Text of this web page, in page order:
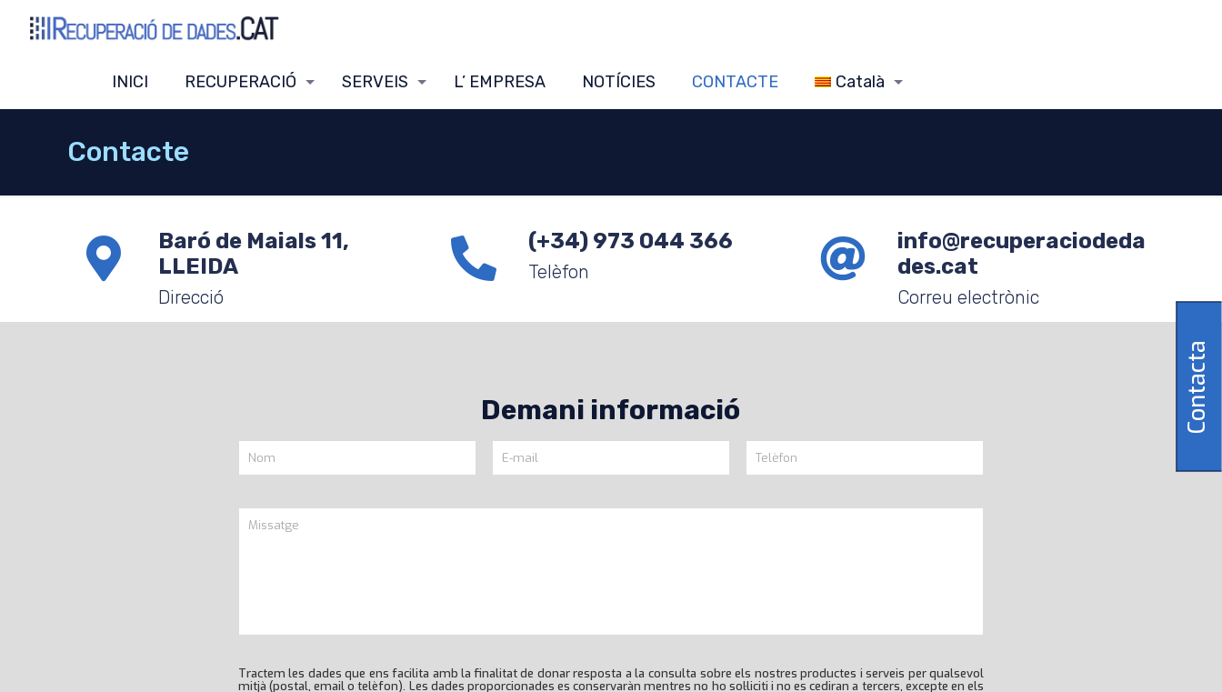
INICI RECUPERACIÓ SERVEIS L’ EMPRESA NOTÍCIES CONTACTE Català
Contacte
Baró de Maials 11,
LLEIDA
Direcció
(+34) 973 044 366
Telèfon
info@recuperaciodeda
des.cat
Correu electrònic
Demani informació
Tractem les dades que ens facilita amb la finalitat de donar resposta a la consulta sobre els nostres productes i serveis per qualsevol
mitjà (postal, email o telèfon). Les dades proporcionades es conservaràn mentres no ho sol·liciti i no es cediran a tercers, excepte en els
Contacta